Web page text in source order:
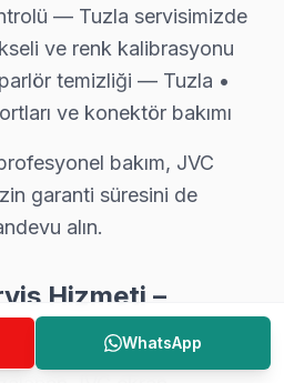
Tuzla'den tamir sonrası
Deneyimi
sorunu yaşayan bir
sonuna kadar Tuzla'ye
– Sık Sorulan Sorular
aynı gün servis
9-10 arası arama
ödenmesine nasıl karar
— Tuzla servisimizde
ve renk kalibrasyonu
temizliği — Tuzla •
ve konektör bakımı
bakım, JVC
garanti süresini de
alın.
Hizmeti –
işlemi Konforu
WhatsApp